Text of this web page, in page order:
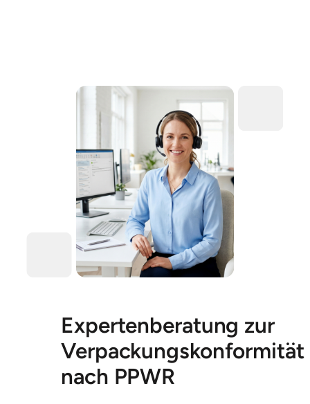
Expertenberatung zur
Verpackungskonformität
nach PPWR